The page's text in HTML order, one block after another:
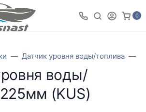
0
Датчик уровня воды/топлива
воды/
(KUS)